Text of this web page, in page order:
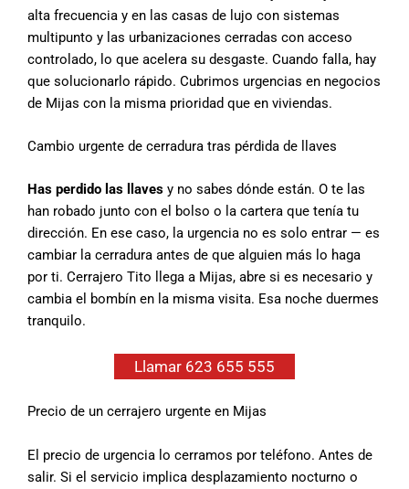
alta frecuencia y en las casas de lujo con sistemas
multipunto y las urbanizaciones cerradas con acceso
controlado, lo que acelera su desgaste. Cuando falla, hay
que solucionarlo rápido. Cubrimos urgencias en negocios
de Mijas con la misma prioridad que en viviendas.
Cambio urgente de cerradura tras pérdida de llaves
Has perdido las llaves y no sabes dónde están. O te las
han robado junto con el bolso o la cartera que tenía tu
dirección. En ese caso, la urgencia no es solo entrar — es
cambiar la cerradura antes de que alguien más lo haga
por ti. Cerrajero Tito llega a Mijas, abre si es necesario y
cambia el bombín en la misma visita. Esa noche duermes
tranquilo.
Llamar 623 655 555
Precio de un cerrajero urgente en Mijas
El precio de urgencia lo cerramos por teléfono. Antes de
salir. Si el servicio implica desplazamiento nocturno o